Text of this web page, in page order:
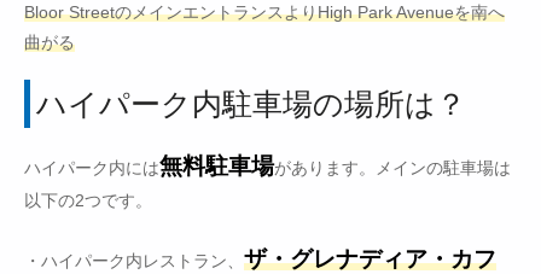
Bloor StreetのメインエントランスよりHigh Park Avenueを南へ
曲がる
ハイパーク内駐車場の場所は？
ハイパーク内には無料駐車場があります。メインの駐車場は
以下の2つです。
・ハイパーク内レストラン、 ザ・グレナディア・カフ